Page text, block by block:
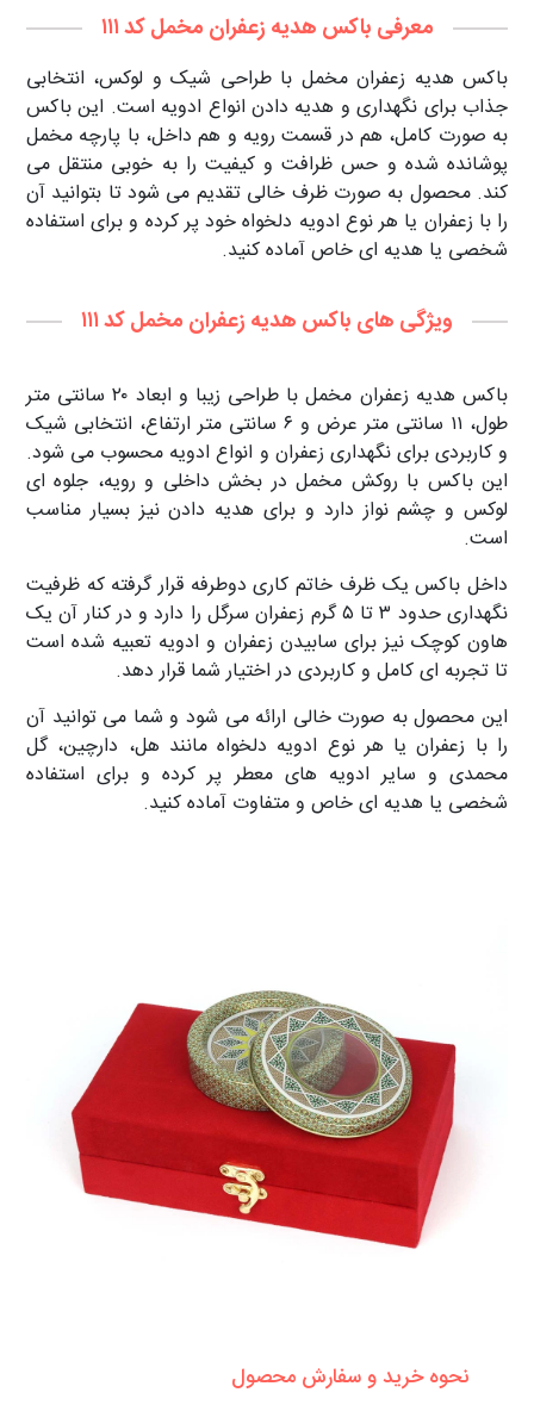
معرفی باکس هدیه زعفران مخمل کد ۱۱۱
باکس هدیه زعفران مخمل با طراحی شیک و لوکس، انتخابی
جذاب برای نگهداری و هدیه‌ دادن انواع ادویه است. این باکس
به‌ صورت کامل، هم در قسمت رویه و هم داخل، با پارچه مخمل
پوشانده شده و حس ظرافت و کیفیت را به‌ خوبی منتقل می‌
کند. محصول به‌ صورت ظرف خالی تقدیم می‌ شود تا بتوانید آن
را با زعفران یا هر نوع ادویه دلخواه خود پر کرده و برای استفاده
شخصی یا هدیه‌ ای خاص آماده کنید.
ویژگی های باکس هدیه زعفران مخمل کد ۱۱۱
باکس هدیه زعفران مخمل با طراحی زیبا و ابعاد ۲۰ سانتی‌ متر
طول، ۱۱ سانتی‌ متر عرض و ۶ سانتی‌ متر ارتفاع، انتخابی شیک
و کاربردی برای نگهداری زعفران و انواع ادویه محسوب می‌ شود.
این باکس با روکش مخمل در بخش داخلی و رویه، جلوه‌ ای
لوکس و چشم‌ نواز دارد و برای هدیه‌ دادن نیز بسیار مناسب
است.
داخل باکس یک ظرف خاتم‌ کاری دوطرفه قرار گرفته که ظرفیت
نگهداری حدود ۳ تا ۵ گرم زعفران سرگل را دارد و در کنار آن یک
هاون کوچک نیز برای سابیدن زعفران و ادویه تعبیه شده است
تا تجربه‌ ای کامل و کاربردی در اختیار شما قرار دهد.
این محصول به‌ صورت خالی ارائه می‌ شود و شما می‌ توانید آن
را با زعفران یا هر نوع ادویه دلخواه مانند هل، دارچین، گل‌
محمدی و سایر ادویه‌ های معطر پر کرده و برای استفاده
شخصی یا هدیه‌ ای خاص و متفاوت آماده کنید.
نحوه خرید و سفارش محصول